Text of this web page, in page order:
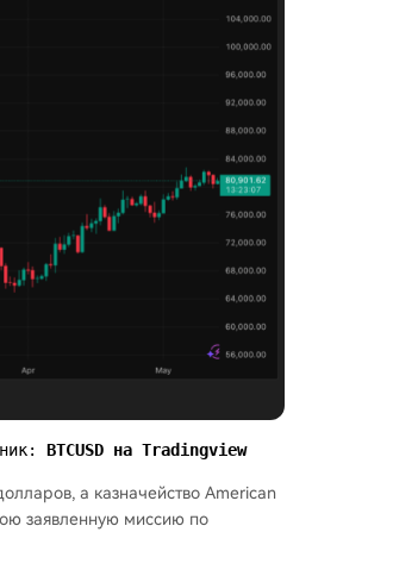
BTCUSD на Tradingview
а казначейство American
заявленную миссию по